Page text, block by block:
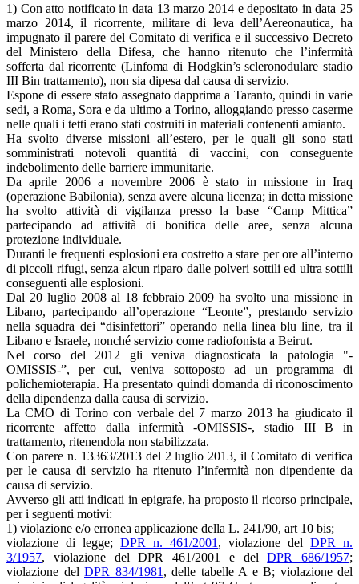
1) Con atto notificato in data 13 marzo 2014 e depositato in data 25
marzo 2014, il ricorrente, militare di leva dell’Aereonautica, ha
impugnato il parere del Comitato di verifica e il successivo Decreto
del Ministero della Difesa, che hanno ritenuto che l’infermità
sofferta dal ricorrente (Linfoma di Hodgkin’s scleronodulare stadio
III Bin trattamento), non sia dipesa dal causa di servizio.
Espone di essere stato assegnato dapprima a Taranto, quindi in varie
sedi, a Roma, Sora e da ultimo a Torino, alloggiando presso caserme
nelle quali i tetti erano stati costruiti in materiali contenenti amianto.
Ha svolto diverse missioni all’estero, per le quali gli sono stati
somministrati notevoli quantità di vaccini, con conseguente
indebolimento delle barriere immunitarie.
Da aprile 2006 a novembre 2006 è stato in missione in Iraq
(operazione Babilonia), senza avere alcuna licenza; in detta missione
ha svolto attività di vigilanza presso la base “Camp Mittica”
partecipando ad attività di bonifica delle aree, senza alcuna
protezione individuale.
Duranti le frequenti esplosioni era costretto a stare per ore all’interno
di piccoli rifugi, senza alcun riparo dalle polveri sottili ed ultra sottili
conseguenti alle esplosioni.
Dal 20 luglio 2008 al 18 febbraio 2009 ha svolto una missione in
Libano, partecipando all’operazione “Leonte”, prestando servizio
nella squadra dei “disinfettori” operando nella linea blu line, tra il
Libano e Israele, nonché servizio come radiofonista a Beirut.
Nel corso del 2012 gli veniva diagnosticata la patologia "-
OMISSIS-”, per cui, veniva sottoposto ad un programma di
polichemioterapia. Ha presentato quindi domanda di riconoscimento
della dipendenza dalla causa di servizio.
La CMO di Torino con verbale del 7 marzo 2013 ha giudicato il
ricorrente affetto dalla infermità -OMISSIS-, stadio III B in
trattamento, ritenendola non stabilizzata.
Con parere n. 13363/2013 del 2 luglio 2013, il Comitato di verifica
per le causa di servizio ha ritenuto l’infermità non dipendente da
causa di servizio.
Avverso gli atti indicati in epigrafe, ha proposto il ricorso principale,
per i seguenti motivi:
1) violazione e/o erronea applicazione della L. 241/90, art 10 bis;
violazione di legge; DPR n. 461/2001 , violazione del DPR n.
3/1957, violazione del DPR 461/2001 e delDPR 686/1957;
violazione del DPR 834/1981 , delle tabelle A e B; violazione del